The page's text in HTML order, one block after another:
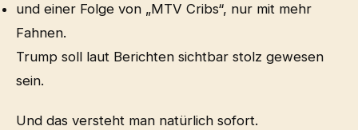
und einer Folge von „MTV Cribs“, nur mit mehr
Fahnen.
Trump soll laut Berichten sichtbar stolz gewesen
sein.
Und das versteht man natürlich sofort.